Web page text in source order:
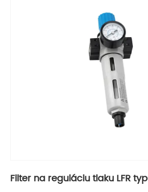
Filter na reguláciu tlaku LFR